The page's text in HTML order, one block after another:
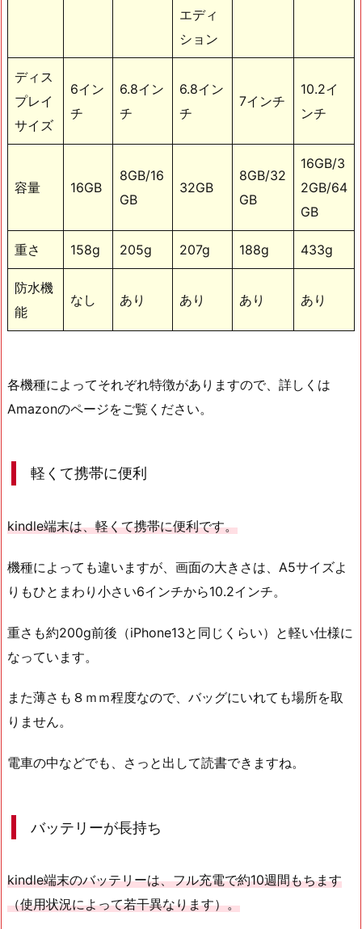
エディ
ション
ディス
プレイ
サイズ
6イン
チ
6.8イン
チ
6.8イン
チ
7インチ
10.2イ
ンチ
容量 16GB
8GB/16
GB
32GB
8GB/32
GB
16GB/3
2GB/64
GB
重さ 158g 205g 207g 188g 433g
防水機
能
なし あり あり あり あり
各機種によってそれぞれ特徴がありますので、詳しくは
Amazonのページをご覧ください。
軽くて携帯に便利
kindle端末は、軽くて携帯に便利です。
機種によっても違いますが、画面の大きさは、A5サイズよ
りもひとまわり小さい6インチから10.2インチ。
重さも約200g前後（iPhone13と同じくらい）と軽い仕様に
なっています。
また薄さも８ｍｍ程度なので、バッグにいれても場所を取
りません。
電車の中などでも、さっと出して読書できますね。
バッテリーが長持ち
kindle端末のバッテリーは、フル充電で約10週間もちます
（使用状況によって若干異なります）。